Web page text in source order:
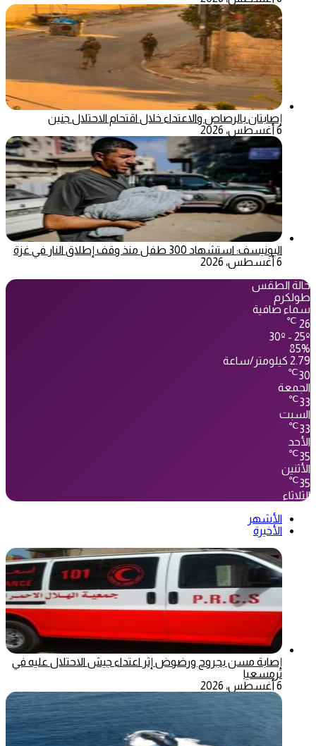
إصابتان بالرصاص والاعتداء خلال اقتحام الاحتلال جنين
6 أغسطس، 2026
اليونيسف: استشهاد 300 طفل منذ وقف إطلاق النار في غزة
6 أغسطس، 2026
حالة الطقس
طولكرم
سماء صافية
26
℃
30º - 25º
85%
2.79 كيلومتر/ساعة
30
℃
الجمعة
33
℃
السبت
33
℃
الأحد
35
℃
الأثنين
35
℃
الثلاثاء
الأشهر
الأخيرة
إصابة مسن بجروح ورضوض إثر اعتداء جيش الاحتلال عليه في
ترمسعيا
6 أغسطس، 2026